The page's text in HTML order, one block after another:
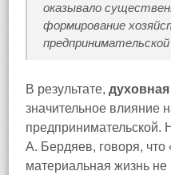
оказывало
формирование
В результате, духовная
значительное влияние
предпринимательской.
А. Бердяев, говоря, что
материальная жизнь